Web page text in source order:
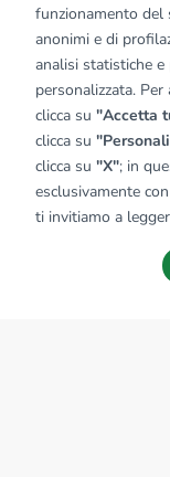
funzionamento del
anonimi e di
analisi statistiche
personalizzata.
clicca su "Accetta
clicca su
clicca su "X"; in
esclusivamente
ti invitiamo a